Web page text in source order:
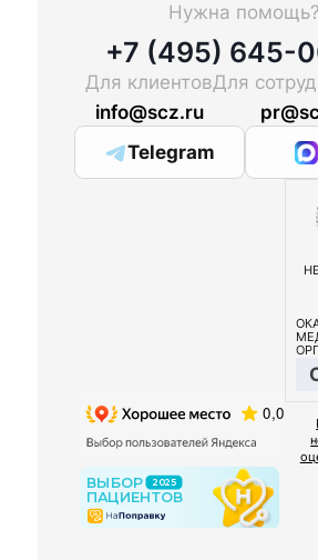
Нужна помощь?
+7 (495) 645-
Для клиентов
info@scz.ru
Для
Telegram